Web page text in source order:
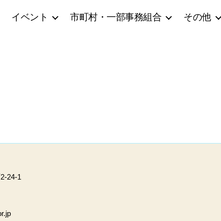
イベント 市町村・一部事務組合 その他
24-1